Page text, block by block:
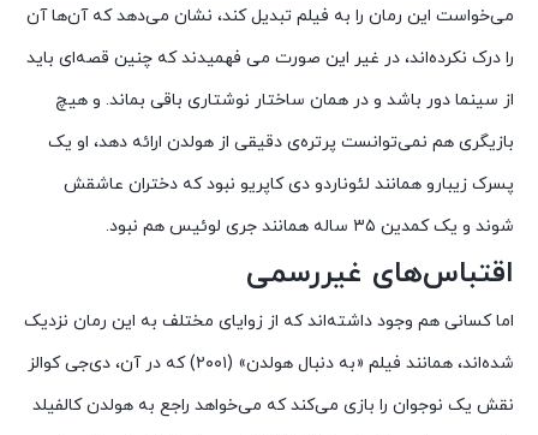
می‌خواست این رمان را به فیلم تبدیل کند، نشان می‌دهد که آن‌ها آن
را درک نکرده‌اند، در غیر این صورت می فهمیدند که چنین قصه‌ای باید
از سینما دور باشد و در همان ساختار نوشتاری باقی بماند. و هیچ
بازیگری هم نمی‌توانست پرتره‌ی دقیقی از هولدن ارائه دهد، او یک
پسرک زیبارو همانند لئوناردو دی کاپریو نبود که دختران عاشقش
شوند و یک کمدین ۳۵ ساله همانند جری لوئیس هم نبود.
اقتباس‌های غیررسمی
اما کسانی هم وجود داشته‌اند که از زوایای مختلف به این رمان نزدیک
شده‌اند، همانند فیلم «به دنبال هولدن» (۲۰۰۱) که در آن، دی‌جی کوالز
نقش یک نوجوان را بازی می‌کند که می‌خواهد راجع به هولدن کالفیلد